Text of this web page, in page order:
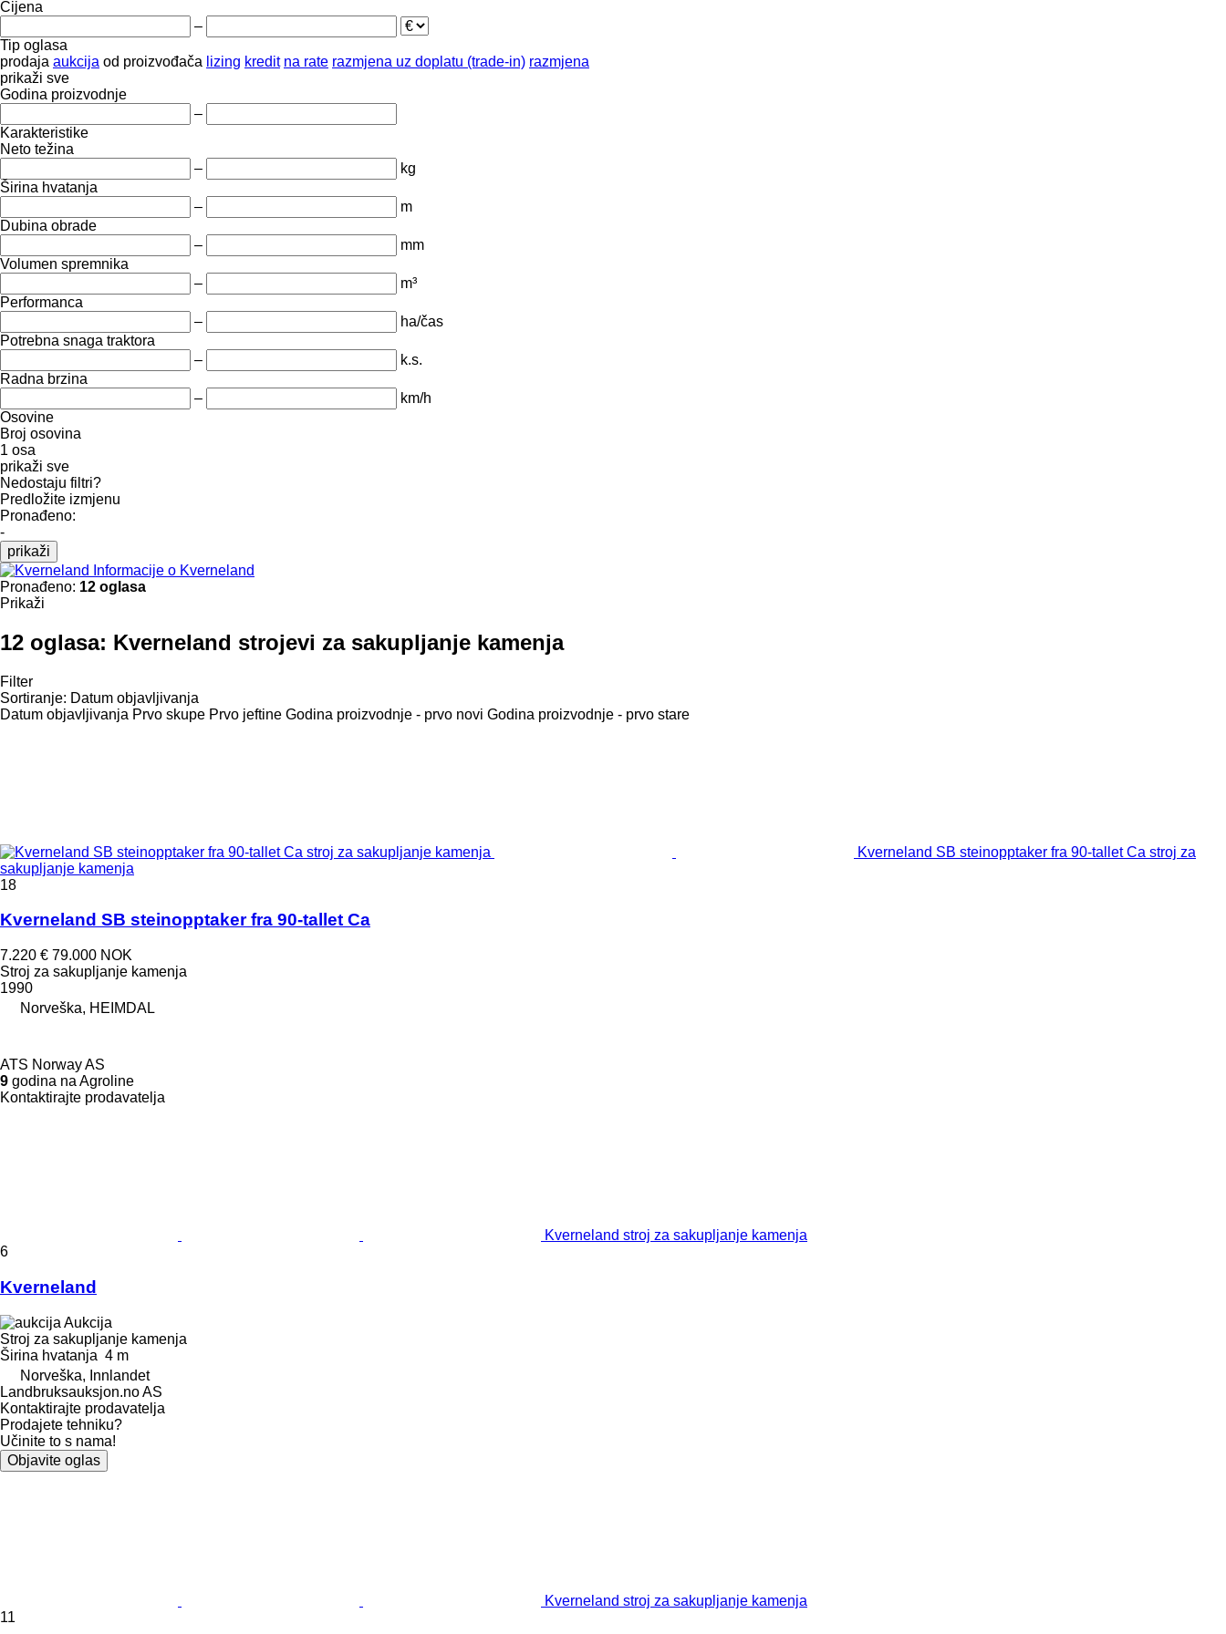
Cijena
–
Tip oglasa
prodaja aukcija od proizvođača lizing kredit na rate razmjena uz doplatu (trade-in) razmjena
prikaži sve
Godina proizvodnje
–
Karakteristike
Neto težina
–
kg
Širina hvatanja
–
m
Dubina obrade
–
mm
Volumen spremnika
–
m³
Performanca
–
ha/čas
Potrebna snaga traktora
–
k.s.
Radna brzina
–
km/h
Osovine
Broj osovina
1 osa
prikaži sve
Nedostaju filtri?
Predložite izmjenu
Pronađeno:
-
prikaži
Informacije o Kverneland
Pronađeno: 12 oglasa
Prikaži
12 oglasa: Kverneland strojevi za sakupljanje kamenja
Filter
Sortiranje: Datum objavljivanja
Datum objavljivanja Prvo skupe Prvo jeftine Godina proizvodnje - prvo novi Godina proizvodnje - prvo stare
Kverneland SB steinopptaker fra 90-tallet Ca stroj za
sakupljanje kamenja
18
Kverneland SB steinopptaker fra 90-tallet Ca
7.220 € 79.000 NOK
Stroj za sakupljanje kamenja
1990
Norveška, HEIMDAL
ATS Norway AS
9 godina na Agroline
Kontaktirajte prodavatelja
Kverneland stroj za sakupljanje kamenja
6
Kverneland
Aukcija
Stroj za sakupljanje kamenja
Širina hvatanja 4 m
Norveška, Innlandet
Landbruksauksjon.no AS
Kontaktirajte prodavatelja
Prodajete tehniku?
Učinite to s nama!
Objavite oglas
Kverneland stroj za sakupljanje kamenja
11